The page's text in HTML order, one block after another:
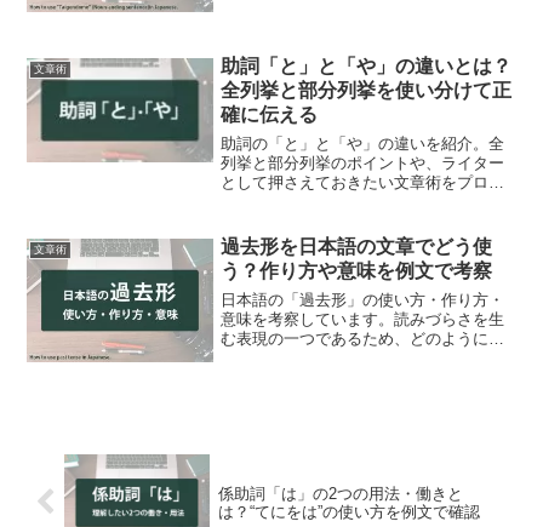
文章術
助詞「と」と「や」の違いとは？
全列挙と部分列挙を使い分けて正
確に伝える
助詞の「と」と「や」の違いを紹介。全
列挙と部分列挙のポイントや、ライター
として押さえておきたい文章術をプロの
文章術
過去形を日本語の文章でどう使
う？作り方や意味を例文で考察
日本語の「過去形」の使い方・作り方・
意味を考察しています。読みづらさを生
む表現の一つであるため、どのように修
係助詞「は」の2つの用法・働きと
は？“てにをは”の使い方を例文で確認